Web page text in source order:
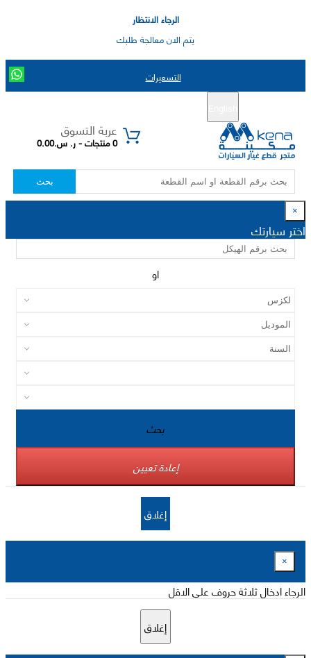
الرجاء الانتظار
يتم الان معالجة طلبك
التسعيرات
عربة التسوق
0 منتجات - ر. س.0.00
بحث
×
اختر سيارتك
او
بحث
إعادة تعيين
إغلاق
×
الرجاء ادخال ثلاثة حروف على الاقل
إغلاق